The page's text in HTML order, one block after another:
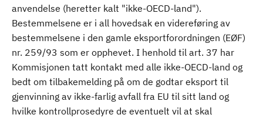
anvendelse (heretter kalt "ikke-OECD-land").
Bestemmelsene er i all hovedsak en videreføring av
bestemmelsene i den gamle eksportforordningen (EØF)
nr. 259/93 som er opphevet. I henhold til art. 37 har
Kommisjonen tatt kontakt med alle ikke-OECD-land og
bedt om tilbakemelding på om de godtar eksport til
gjenvinning av ikke-farlig avfall fra EU til sitt land og
hvilke kontrollprosedyre de eventuelt vil at skal